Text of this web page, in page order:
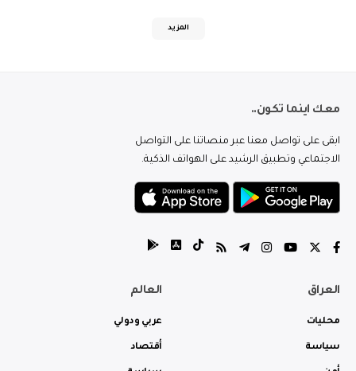
المزيد
معك اينما تكون..
ابقى على تواصل معنا عبر منصاتنا على التواصل
الاجتماعي وتطبيق الرشيد على الهواتف الذكية.
العراق
محليات
سياسة
العالم
عربي ودولي
أقتصاد